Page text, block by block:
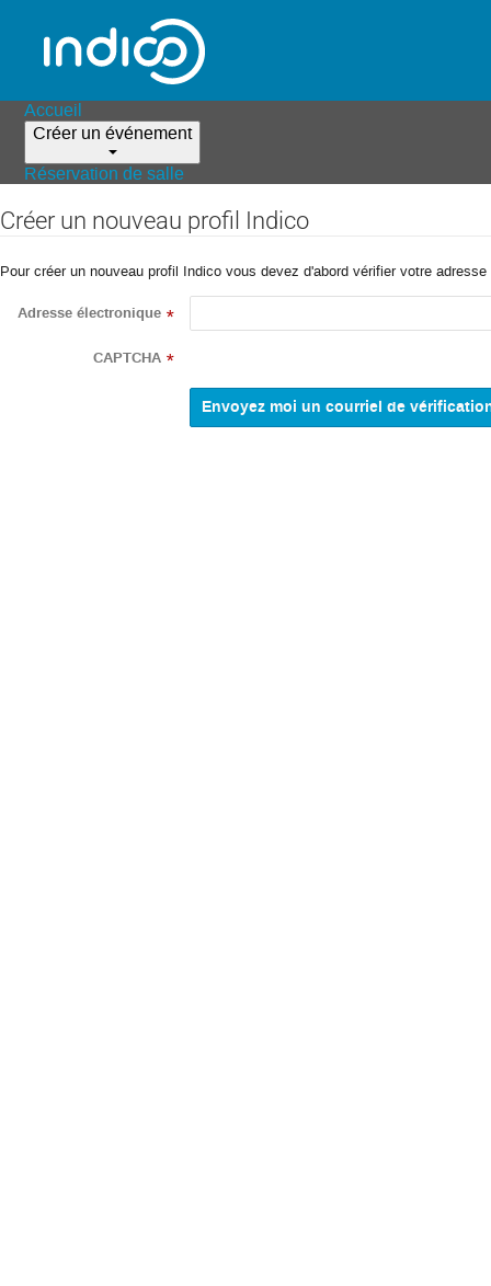
Accueil
Créer un événement
Réservation de salle
Créer un nouveau profil Indico
Pour créer un nouveau profil Indico vous devez d'abord vérifier votre
Adresse électronique *
CAPTCHA *